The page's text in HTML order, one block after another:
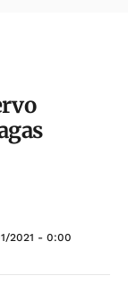
2021 - 0:00